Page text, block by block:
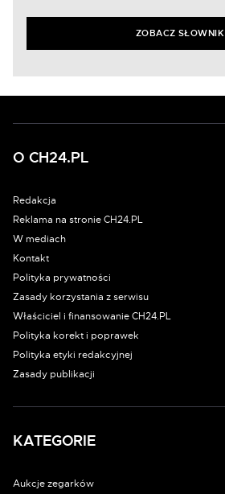
ZOBACZ SŁOWNIK
O CH24.PL
Redakcja
Reklama na stronie CH24.PL
W mediach
Kontakt
Polityka prywatności
Zasady korzystania z serwisu
Właściciel i finansowanie CH24.PL
Polityka korekt i poprawek
Polityka etyki redakcyjnej
Zasady publikacji
KATEGORIE
Aukcje zegarków